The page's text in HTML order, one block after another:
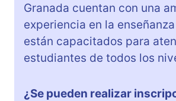
Granada cuentan con una
experiencia en la
están capacitados para
estudiantes de todos los
¿Se pueden realizar